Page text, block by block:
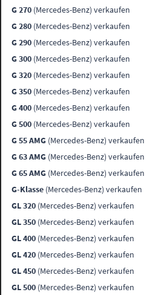
G 270 (Mercedes-Benz) verkaufen
G 280 (Mercedes-Benz) verkaufen
G 290 (Mercedes-Benz) verkaufen
G 300 (Mercedes-Benz) verkaufen
G 320 (Mercedes-Benz) verkaufen
G 350 (Mercedes-Benz) verkaufen
G 400 (Mercedes-Benz) verkaufen
G 500 (Mercedes-Benz) verkaufen
G 55 AMG (Mercedes-Benz) verkaufen
G 63 AMG (Mercedes-Benz) verkaufen
G 65 AMG (Mercedes-Benz) verkaufen
G-Klasse (Mercedes-Benz) verkaufen
GL 320 (Mercedes-Benz) verkaufen
GL 350 (Mercedes-Benz) verkaufen
GL 400 (Mercedes-Benz) verkaufen
GL 420 (Mercedes-Benz) verkaufen
GL 450 (Mercedes-Benz) verkaufen
GL 500 (Mercedes-Benz) verkaufen